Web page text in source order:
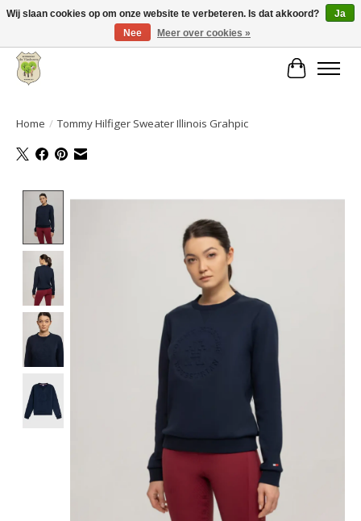
Grote keuze aan producten en snelle verzending!
Home / Tommy Hilfiger Sweater Illinois Grahpic
Product image slideshow Items
Wij slaan cookies op om onze website te verbeteren. Is dat akkoord?
Ja
Nee
Meer over cookies »